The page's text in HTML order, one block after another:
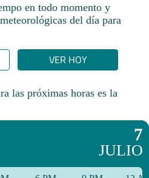
en todo momento y
del día para
VER HOY
las próximas horas es la
7
JULIO